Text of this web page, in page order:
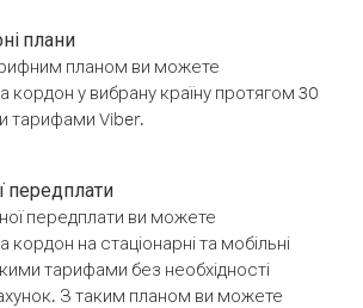
плани
планом ви можете
кордон у вибрану країну протягом 30
тарифами Viber.
передплати
передплати ви можете
кордон на стаціонарні та мобільні
тарифами без необхідності
З таким планом ви можете